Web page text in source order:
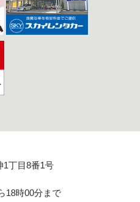
1丁目8番1号
18時00分まで